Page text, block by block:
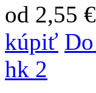
od 2,55 €
kúpiť
hk 2